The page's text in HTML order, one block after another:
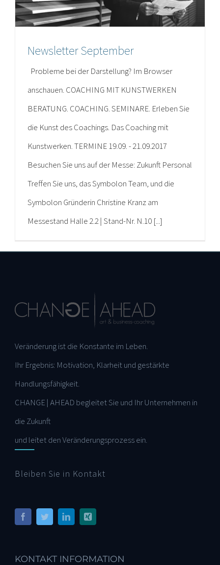
Newsletter September
Probleme bei der Darstellung? Im Browser
anschauen. COACHING MIT KUNSTWERKEN
BERATUNG. COACHING. SEMINARE. Erleben Sie
die Kunst des Coachings. Das Coaching mit
Kunstwerken. TERMINE 19.09. - 21.09.2017
Besuchen Sie uns auf der Messe: Zukunft Personal
Treffen Sie uns, das Symbolon Team, und die
Symbolon Gründerin Christine Kranz am
Messestand Halle 2.2 | Stand-Nr. N.10 [...]
Veränderung ist die Konstante im Leben.
Ihr Ergebnis: Motivation, Klarheit und gestärkte
Handlungsfähigkeit.
CHANGE | AHEAD begleitet Sie und Ihr Unternehmen in
die Zukunft
und leitet den Veränderungsprozess ein.
Bleiben Sie in Kontakt
KONTAKT INFORMATION